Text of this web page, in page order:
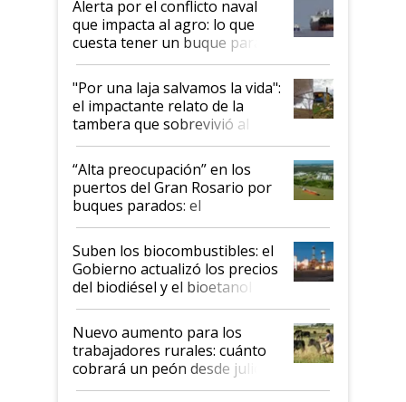
Alerta por el conflicto naval
que impacta al agro: lo que
cuesta tener un buque parado
y el peligro de que Argentina
pase a ser "país sucio"
"Por una laja salvamos la vida":
el impactante relato de la
tambera que sobrevivió al
tornado
“Alta preocupación” en los
puertos del Gran Rosario por
buques parados: el
funcionamiento de las
exportadoras en tensión tras
la medida de fuerza de los
prácticos
Suben los biocombustibles: el
Gobierno actualizó los precios
del biodiésel y el bioetanol
Nuevo aumento para los
trabajadores rurales: cuánto
cobrará un peón desde julio